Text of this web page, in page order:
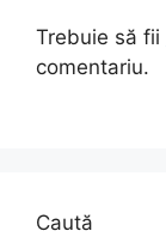
Trebuie să fii
comentariu.
Caută